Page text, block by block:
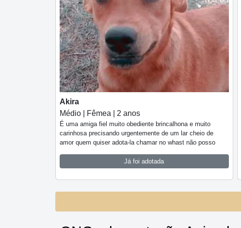
Akira
Médio | Fêmea | 2 anos
É uma amiga fiel muito obediente brincalhona e muito
carinhosa precisando urgentemente de um lar cheio de
amor quem quiser adota-la chamar no whast não posso
Já foi adotada